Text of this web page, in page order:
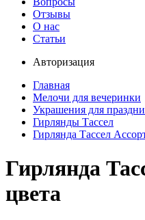
Отзывы
О нас
Статьи
Авторизация
Главная
Мелочи для вечеринки
Украшения для
Гирлянды Тассел
Гирлянда Тассел
Гирлянда
цвета